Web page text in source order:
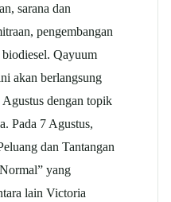
sarana dan
pengembangan
biodiesel. Qayuum
akan berlangsung
dengan topik
Pada 7 Agustus,
dan Tantangan
yang
lain Victoria